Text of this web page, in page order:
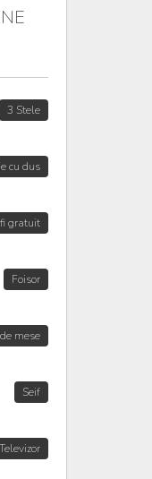
3 Stele
cu dus
gratuit
Foisor
mese
Seif
Televizor